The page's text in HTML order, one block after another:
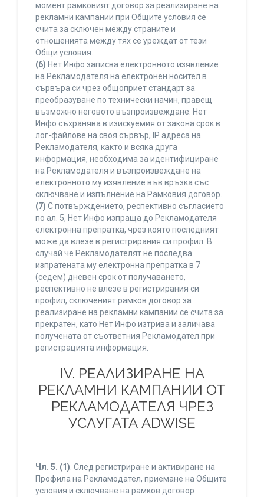
момент рамковият договор за реализиране на
рекламни кампании при Общите условия се
счита за сключен между страните и
отношенията между тях се уреждат от тези
Общи условия.
(6) Нет Инфо записва електронното изявление
на Рекламодателя на електронен носител в
сървъра си чрез общоприет стандарт за
преобразуване по технически начин, правещ
възможно неговото възпроизвеждане. Нет
Инфо съхранява в изискуемия от закона срок в
лог-файлове на своя сървър, IP адреса на
Рекламодателя, както и всяка друга
информация, необходима за идентифициране
на Рекламодателя и възпроизвеждане на
електронното му изявление във връзка със
сключване и изпълнение на Рамковия договор.
(7) С потвърждението, респективно съгласието
по ал. 5, Нет Инфо изпраща до Рекламодателя
електронна препратка, чрез която последният
може да влезе в регистрирания си профил. В
случай че Рекламодателят не последва
изпратената му електронна препратка в 7
(седем) дневен срок от получаването,
респективно не влезе в регистрирания си
профил, сключеният рамков договор за
реализиране на рекламни кампании се счита за
прекратен, като Нет Инфо изтрива и заличава
получената от съответния Рекламодател при
регистрацията информация.
IV. РЕАЛИЗИРАНЕ НА
РЕКЛАМНИ КАМПАНИИ ОТ
РЕКЛАМОДАТЕЛЯ ЧРЕЗ
УСЛУГАТА ADWISE
Чл. 5. (1). След регистриране и активиране на
Профила на Рекламодател, приемане на Общите
условия и сключване на рамков договор